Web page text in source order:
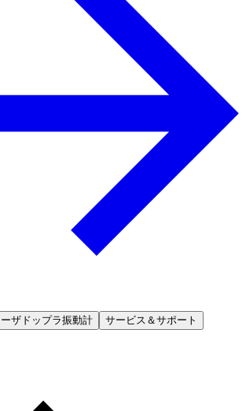
ーザドップラ振動計
サービス＆サポート